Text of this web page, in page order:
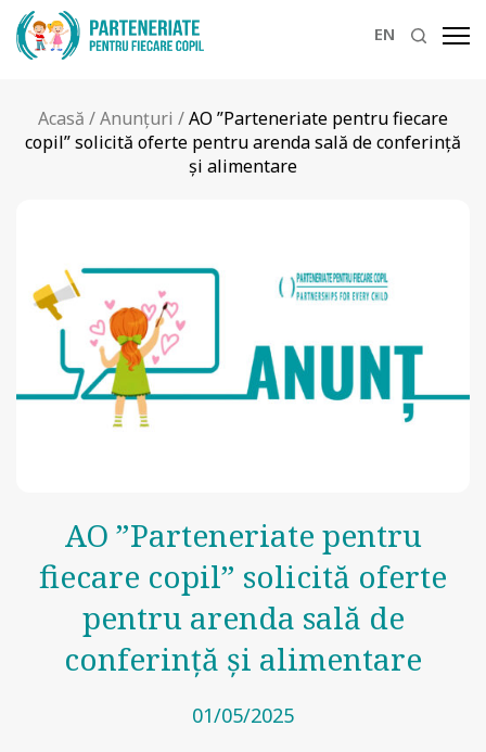
EN
Acasă /Anunțuri /AO ”Parteneriate pentru fiecare
copil” solicită oferte pentru arenda sală de conferință
și alimentare
AO ”Parteneriate pentru
fiecare copil” solicită oferte
pentru arenda sală de
conferință și alimentare
01/05/2025